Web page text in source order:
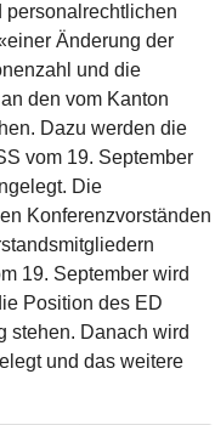
personalrechtlichen
Änderung der
und die
den vom Kanton
Dazu werden die
vom 19. September
Die
Konferenzvorständen
19. September wird
Position des ED
stehen. Danach wird
und das weitere